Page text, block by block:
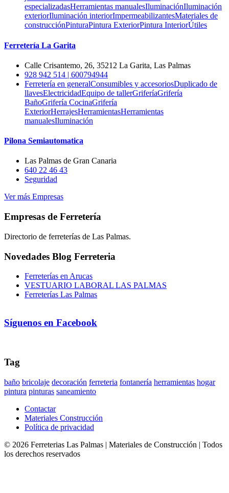
especializadasHerramientas manualesIluminaciónIluminación
exteriorIluminación interiorImpermeabilizantesMateriales de
construcciónPinturaPintura ExteriorPintura InteriorÚtiles
Ferretería La Garita
Calle Crisantemo, 26, 35212 La Garita, Las Palmas
928 942 514 | 600794944
Ferretería en generalConsumibles y accesoriosDuplicado de
llavesElectricidadEquipo de tallerGriferíaGrifería
BañoGrifería CocinaGrifería
ExteriorHerrajesHerramientasHerramientas
manualesIluminación
Pilona Semiautomatica
Las Palmas de Gran Canaria
640 22 46 43
Seguridad
Ver más Empresas
Empresas de Ferretería
Directorio de ferreterías de Las Palmas.
Novedades Blog Ferreteria
Ferreterías en Arucas
VESTUARIO LABORAL LAS PALMAS
Ferreterías Las Palmas
Síguenos en Facebook
Tag
baño bricolaje decoración ferreteria fontanería herramientas hogar
pintura pinturas saneamiento
Contactar
Materiales Construcción
Política de privacidad
© 2026 Ferreterias Las Palmas | Materiales de Construcción | Todos
los derechos reservados